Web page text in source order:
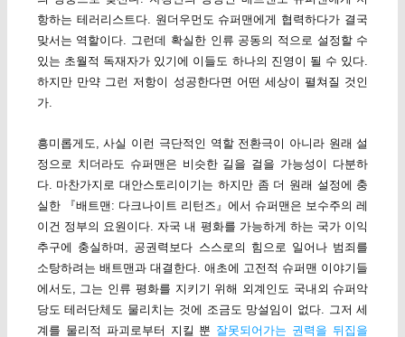
항하는 테러리스트다. 원더우먼도 슈퍼맨에게 협력하다가 결국
맞서는 역할이다. 그런데 확실한 인류 공동의 적으로 설정할 수
있는 초월적 독재자가 있기에 이들도 하나의 진영이 될 수 있다.
하지만 만약 그런 저항이 성공한다면 어떤 세상이 펼쳐질 것인
가.
흥미롭게도, 사실 이런 극단적인 역할 전환극이 아니라 원래 설
정으로 치더라도 슈퍼맨은 비슷한 길을 걸을 가능성이 다분하
다. 마찬가지로 대안스토리이기는 하지만 좀 더 원래 설정에 충
실한 『배트맨: 다크나이트 리턴즈』에서 슈퍼맨은 보수주의 레
이건 정부의 요원이다. 자국 내 평화를 가능하게 하는 국가 이익
추구에 충실하며, 공권력보다 스스로의 힘으로 일어나 범죄를
소탕하려는 배트맨과 대결한다. 애초에 고전적 슈퍼맨 이야기들
에서도, 그는 인류 평화를 지키기 위해 외계인도 국내외 슈퍼악
당도 테러단체도 물리치는 것에 조금도 망설임이 없다. 그저 세
계를 물리적 파괴로부터 지킬 뿐 잘못되어가는 권력을 뒤집을